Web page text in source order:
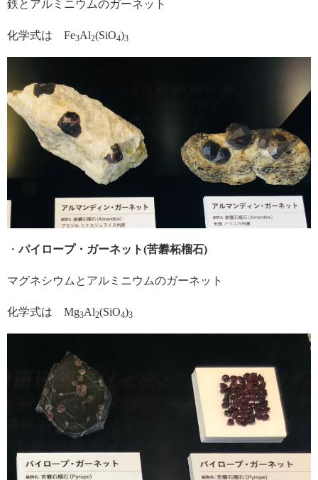
鉄とアルミニウムのガーネット
化学式は Fe3Al2(SiO4)3
・パイロープ・ガーネット(苦礬柘榴石)
マグネシウムとアルミニウムのガーネット
化学式は Mg3Al2(SiO4)3